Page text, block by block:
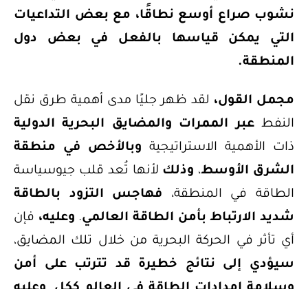
نشوب صراع أوسع نطاقًا، مع بعض التداعيات
التي يمكن قياسها بالفعل في بعض دول
المنطقة.
مجمل القول،لقد ظهر جليًا مدى أهمية طرق نقل
النفط عبر الممرات والمضايق البحرية الدولية
ذات الأهمية الاستراتيجية وبالأخص في منطقة
الشرق الأوسط،وذلكلأنها تُعد قلب جيوسياسة
الطاقة في المنطقة،
فهاجس التزود بالطاقة
شديد الارتباط بأمن الطاقة العالمي.وعليه،فإن
أي تأثر في الحركة البحرية من خلال تلك المضايق،
سيؤدي إلى نتائج خطيرة قد تترتب على أمن